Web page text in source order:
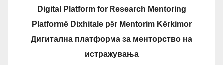
Digital Platform for Research Mentoring
Platformë Dixhitale për Mentorim Kërkimor
Дигитална платформа за менторство на
истражувања